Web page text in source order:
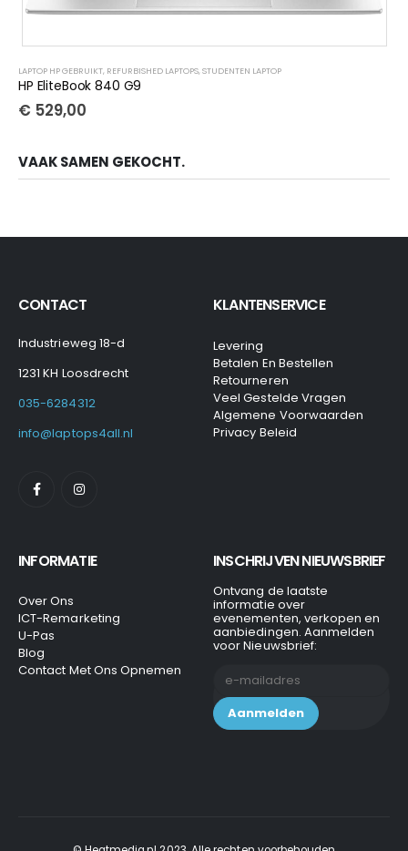
LAPTOP HP GEBRUIKT, REFURBISHED LAPTOPS, STUDENTEN LAPTOP
HP EliteBook 840 G9
€ 529,00
VAAK SAMEN GEKOCHT.
CONTACT
Industrieweg 18-d
1231 KH Loosdrecht
035-6284312
info@laptops4all.nl
KLANTENSERVICE
Levering
Betalen En Bestellen
Retourneren
Veel Gestelde Vragen
Algemene Voorwaarden
Privacy Beleid
INFORMATIE
Over Ons
ICT-Remarketing
U-Pas
Blog
Contact Met Ons Opnemen
INSCHRIJVEN NIEUWSBRIEF
Ontvang de laatste
informatie over
evenementen, verkopen en
aanbiedingen. Aanmelden
voor Nieuwsbrief: